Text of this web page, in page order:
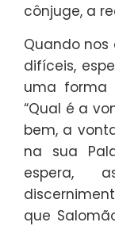
cônjuge, a
Quando
difíceis,
uma forma
“Qual é a
bem, a
na sua
espera,
que